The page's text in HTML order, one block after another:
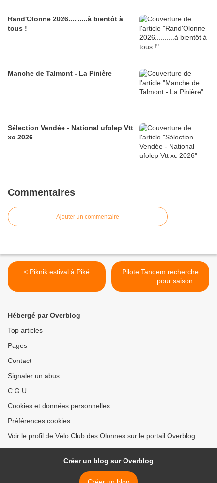
Rand'Olonne 2026..........à bientôt à
tous !
Manche de Talmont - La Pinière
Sélection Vendée - National ufolep Vtt
xc 2026
Commentaires
Ajouter un commentaire
< Piknik estival à Piké
Pilote Tandem recherche
...............pour saison
prochaine.! >
Hébergé par Overblog
Top articles
Pages
Contact
Signaler un abus
C.G.U.
Cookies et données personnelles
Préférences cookies
Voir le profil de Vélo Club des Olonnes sur le portail Overblog
Créer un blog sur Overblog